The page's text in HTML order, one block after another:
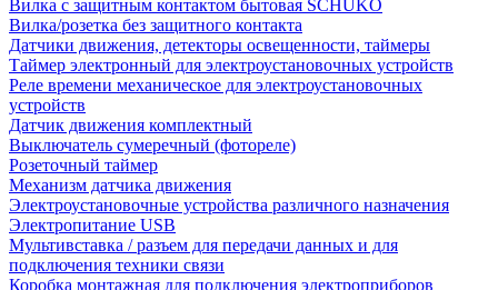
Вилка с защитным контактом бытовая SCHUKO
Вилка/розетка без защитного контакта
Датчики движения, детекторы освещенности, таймеры
Таймер электронный для электроустановочных устройств
Реле времени механическое для электроустановочных
устройств
Датчик движения комплектный
Выключатель сумеречный (фотореле)
Розеточный таймер
Механизм датчика движения
Электроустановочные устройства различного назначения
Электропитание USB
Мультивставка / разъем для передачи данных и для
подключения техники связи
Коробка монтажная для подключения электроприборов